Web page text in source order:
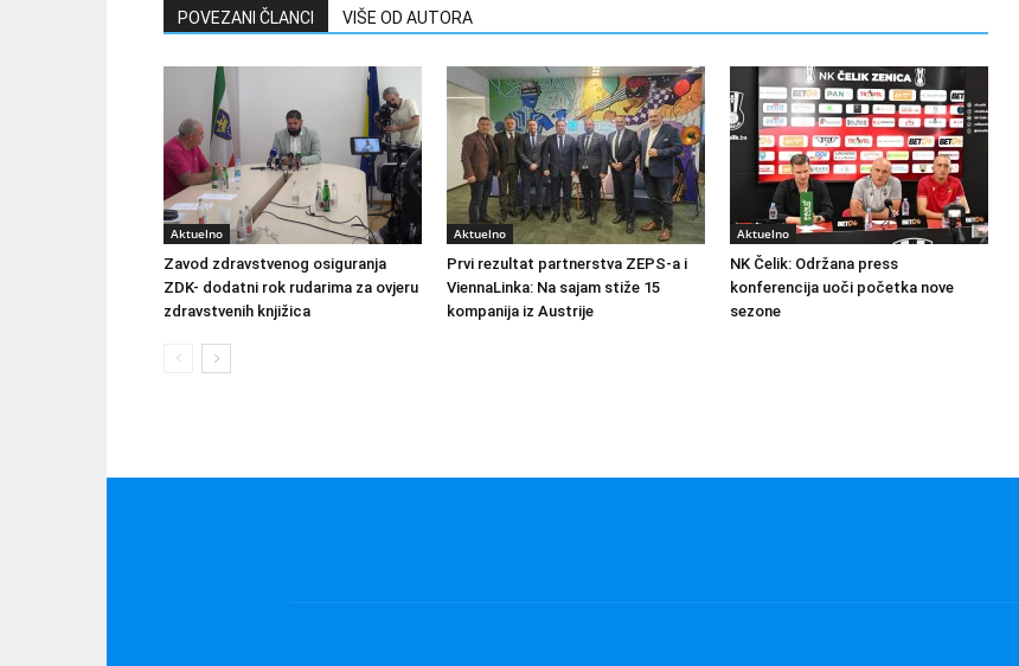
POVEZANI ČLANCI VIŠE OD AUTORA
Aktuelno
Zavod zdravstvenog osiguranja
ZDK- dodatni rok rudarima za ovjeru
zdravstvenih knjižica
Aktuelno
Prvi rezultat partnerstva ZEPS-a i
ViennaLinka: Na sajam stiže 15
kompanija iz Austrije
Aktuelno
NK Čelik: Održana press
konferencija uoči početka nove
sezone